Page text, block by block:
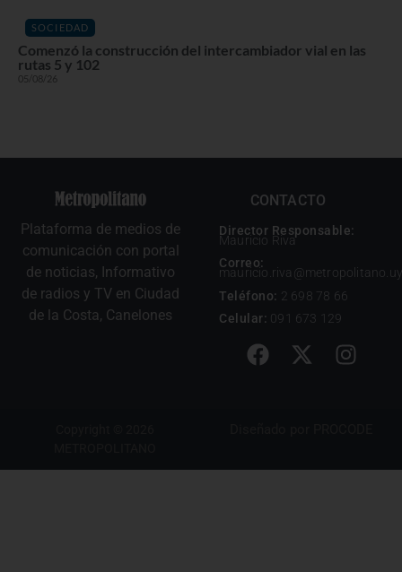
SOCIEDAD
Comenzó la construcción del intercambiador vial en las
rutas 5 y 102
05/08/26
Plataforma de medios de
comunicación con portal
de noticias, Informativo
de radios y TV en Ciudad
de la Costa, Canelones
CONTACTO
Director Responsable:
Mauricio Riva
Correo:
mauricio.riva@metropolitano.uy
Teléfono: 2 698 78 66
Celular: 091 673 129